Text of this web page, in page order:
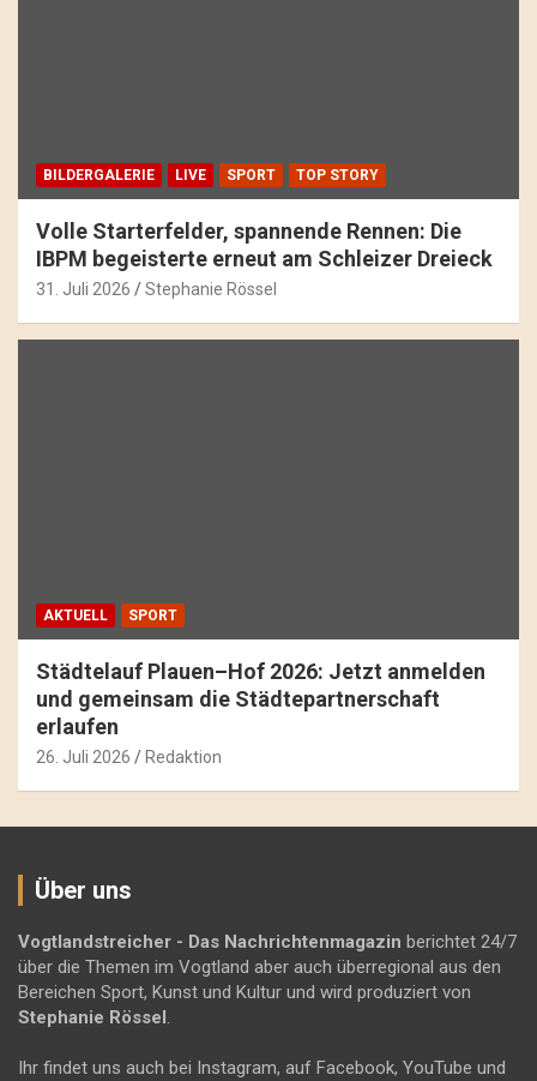
BILDERGALERIE LIVE SPORT TOP STORY
Volle Starterfelder, spannende Rennen: Die
IBPM begeisterte erneut am Schleizer Dreieck
31. Juli 2026 Stephanie Rössel
AKTUELL SPORT
Städtelauf Plauen–Hof 2026: Jetzt anmelden
und gemeinsam die Städtepartnerschaft
erlaufen
26. Juli 2026 Redaktion
Über uns
Vogtlandstreicher - Das Nachrichtenmagazin berichtet 24/7
über die Themen im Vogtland aber auch überregional aus den
Bereichen Sport, Kunst und Kultur und wird produziert von
Stephanie Rössel .
Ihr findet uns auch bei Instagram, auf Facebook, YouTube und